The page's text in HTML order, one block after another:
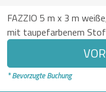
FAZZIO 5 m x 3 m
mit taupefarbenem
* Bevorzugte Buchung